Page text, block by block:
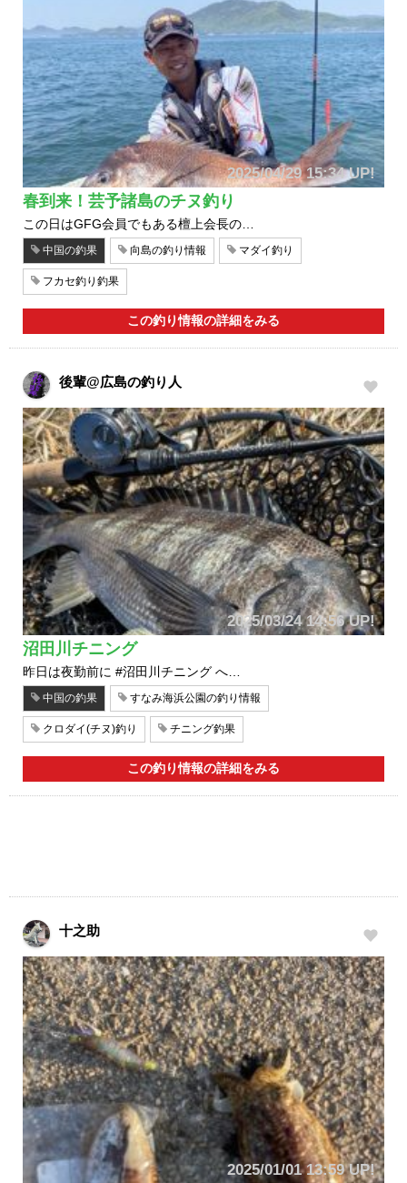
2025/04/29 15:34 UP!
春到来！芸予諸島のチヌ釣り
この日はGFG会員でもある檀上会長の…
中国の釣果 向島の釣り情報 マダイ釣り
フカセ釣り釣果
この釣り情報の詳細をみる
後輩@広島の釣り人
2025/03/24 14:56 UP!
沼田川チニング
昨日は夜勤前に #沼田川チニング へ…
中国の釣果 すなみ海浜公園の釣り情報
クロダイ(チヌ)釣り チニング釣果
この釣り情報の詳細をみる
十之助
2025/01/01 13:59 UP!